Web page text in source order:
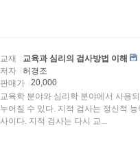
교재
교육과 심리의 검사방법 이해
저자
허경조
판매가
20,000
교육학 분야와 심리학 분야에서 사용
누어질 수 있다. 지적 검사는 정신적
사이다. 지적 검사는 다시 교...